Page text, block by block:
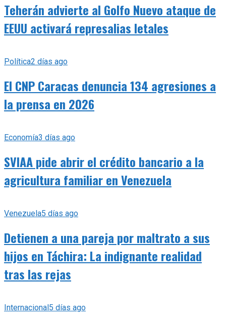
Teherán advierte al Golfo Nuevo ataque de
EEUU activará represalias letales
Política2 días ago
El CNP Caracas denuncia 134 agresiones a
la prensa en 2026
Economía3 días ago
SVIAA pide abrir el crédito bancario a la
agricultura familiar en Venezuela
Venezuela5 días ago
Detienen a una pareja por maltrato a sus
hijos en Táchira: La indignante realidad
tras las rejas
Internacional5 días ago